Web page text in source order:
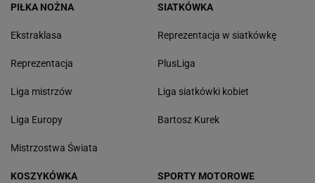
PIŁKA NOŻNA
Ekstraklasa
Reprezentacja
Liga mistrzów
Liga Europy
Mistrzostwa Świata
SIATKÓWKA
Reprezentacja w siatkówkę
PlusLiga
Liga siatkówki kobiet
Bartosz Kurek
KOSZYKÓWKA SPORTY MOTOROWE